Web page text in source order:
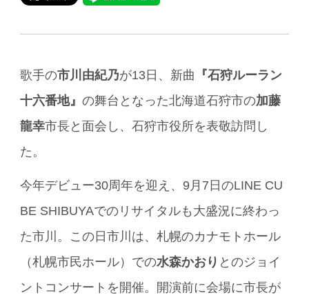
歌手の市川由紀乃が13日、新曲
『石狩ルーラン
十六番地』の舞台となった北海道石狩市の加藤
龍幸市長と面会し、石狩市役所を表敬訪問し
た。
今年デビュー30周年を迎え、9月7日のLINE CU
BE SHIBUYAでのリサイタルも大盛況に終わっ
た市川。この日市川は、札幌のカナモトホール
（札幌市民ホール）での水森かおり とのジョイ
ントコンサートを開催。開演前に会場に市長が